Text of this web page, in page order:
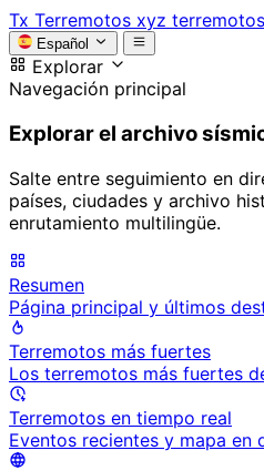
Tx Terremotos xyz
Español
Explorar
Navegación principal
Explorar el archivo
Salte entre seguimiento en
países, ciudades y archivo
enrutamiento multilingüe.
Resumen
Página principal y últimos
Terremotos más fuertes
Los terremotos más fuertes
Terremotos en tiempo real
Eventos recientes y mapa en